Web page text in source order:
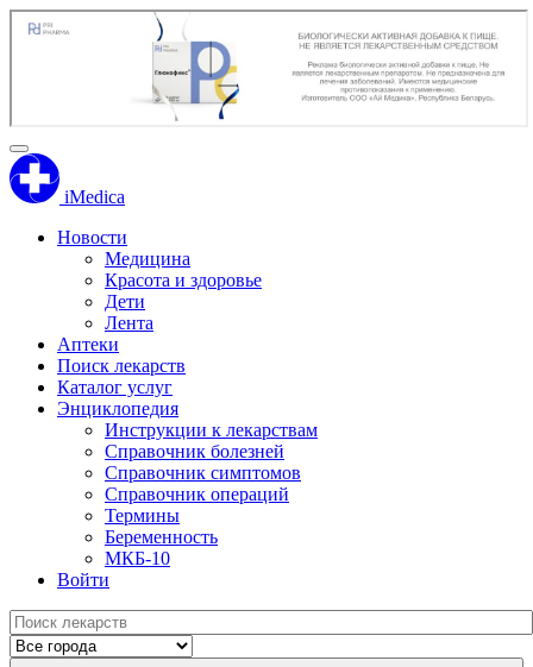
iMedica
Новости
Медицина
Красота и здоровье
Дети
Лента
Аптеки
Поиск лекарств
Каталог услуг
Энциклопедия
Инструкции к лекарствам
Справочник болезней
Справочник симптомов
Справочник операций
Термины
Беременность
МКБ-10
Войти